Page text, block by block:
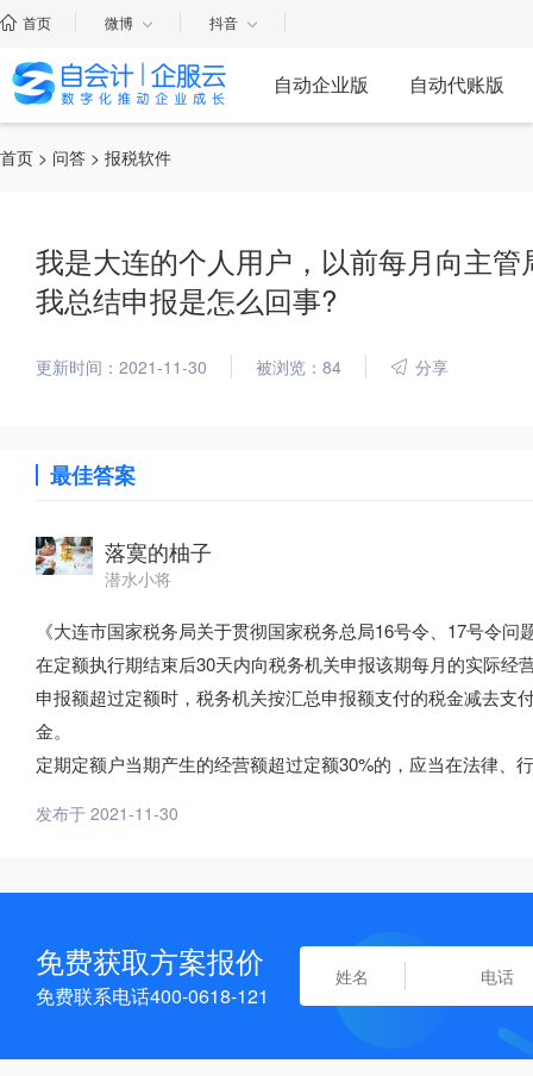
首页 微博 抖音
自动企业版 自动代账版
首页 > 问答 > 报税软件
我是大连的个人用户，以前每月向主
我总结申报是怎么回事?
更新时间：2021-11-30 被浏览：84 分享
最佳答案
落寞的柚子
潜水小将
《大连市国家税务局关于贯彻国家税务总局16号令、17号令
在定额执行期结束后30天内向税务机关申报该期每月的实际
申报额超过定额时，税务机关按汇总申报额支付的税金减去
金。
定期定额户当期产生的经营额超过定额30%的，应当在法律、
发布于 2021-11-30
免费获取方案报价
免费联系电话400-0618-121